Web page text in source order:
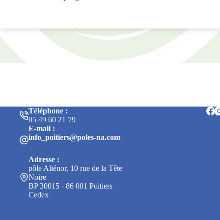
Téléphone :
05 49 60 21 79
E-mail :
info_poitiers@poles-na.com
Adresse :
pôle Aliénor, 10 rue de la Tête
Noire
BP 30015 - 86 001 Poitiers
Cedex